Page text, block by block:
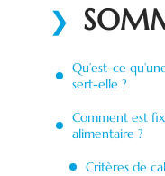
Qu’est-ce
sert-elle ?
Comment est
alimentaire ?
Critères de